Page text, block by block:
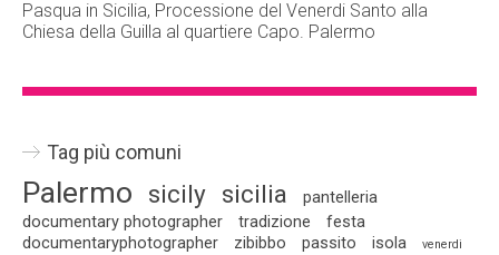
Pasqua in Sicilia, Processione del Venerdi Santo alla
Chiesa della Guilla al quartiere Capo. Palermo
Tag più comuni
Palermo sicily sicilia
pantelleria
documentary photographer
tradizione
festa
documentaryphotographer
zibibbo passito isola
venerdi